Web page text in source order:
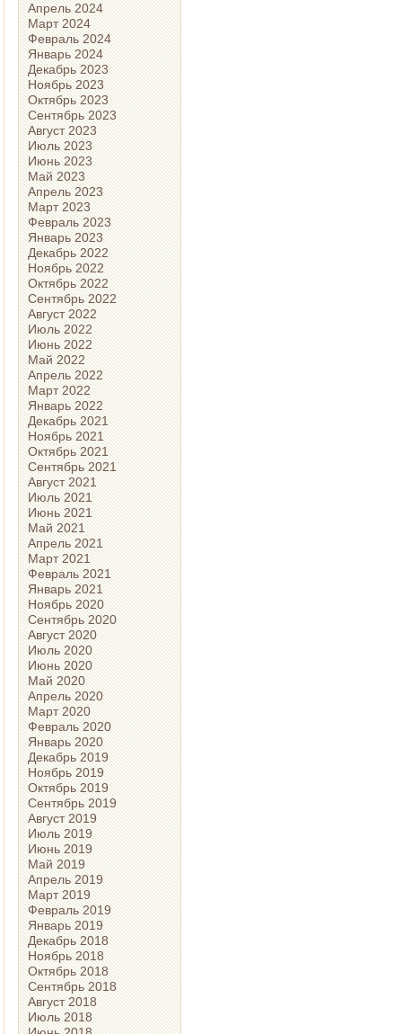
Апрель 2024
Март 2024
Февраль 2024
Январь 2024
Декабрь 2023
Ноябрь 2023
Октябрь 2023
Сентябрь 2023
Август 2023
Июль 2023
Июнь 2023
Май 2023
Апрель 2023
Март 2023
Февраль 2023
Январь 2023
Декабрь 2022
Ноябрь 2022
Октябрь 2022
Сентябрь 2022
Август 2022
Июль 2022
Июнь 2022
Май 2022
Апрель 2022
Март 2022
Январь 2022
Декабрь 2021
Ноябрь 2021
Октябрь 2021
Сентябрь 2021
Август 2021
Июль 2021
Июнь 2021
Май 2021
Апрель 2021
Март 2021
Февраль 2021
Январь 2021
Ноябрь 2020
Сентябрь 2020
Август 2020
Июль 2020
Июнь 2020
Май 2020
Апрель 2020
Март 2020
Февраль 2020
Январь 2020
Декабрь 2019
Ноябрь 2019
Октябрь 2019
Сентябрь 2019
Август 2019
Июль 2019
Июнь 2019
Май 2019
Апрель 2019
Март 2019
Февраль 2019
Январь 2019
Декабрь 2018
Ноябрь 2018
Октябрь 2018
Сентябрь 2018
Август 2018
Июль 2018